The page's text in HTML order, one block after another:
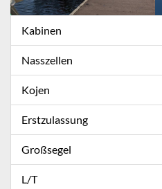
Kabinen
Nasszellen
Kojen
Erstzulassung
Großsegel
L/T